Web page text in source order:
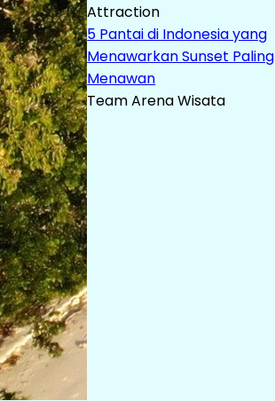
Attraction
5 Pantai di Indonesia yang
Menawarkan Sunset Paling
Menawan
Team Arena Wisata